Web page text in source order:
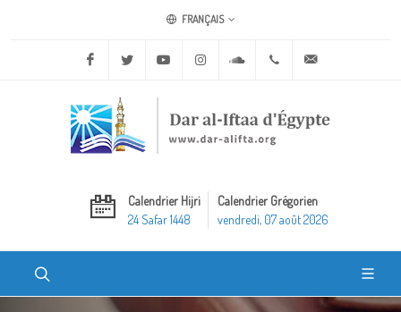
FRANÇAIS
Facebook Twitter Youtube Instagram Soundcloud+20 2 25970400
Calendrier Hijri
24 Safar 1448
Calendrier Grégorien
vendredi, 07 août 2026